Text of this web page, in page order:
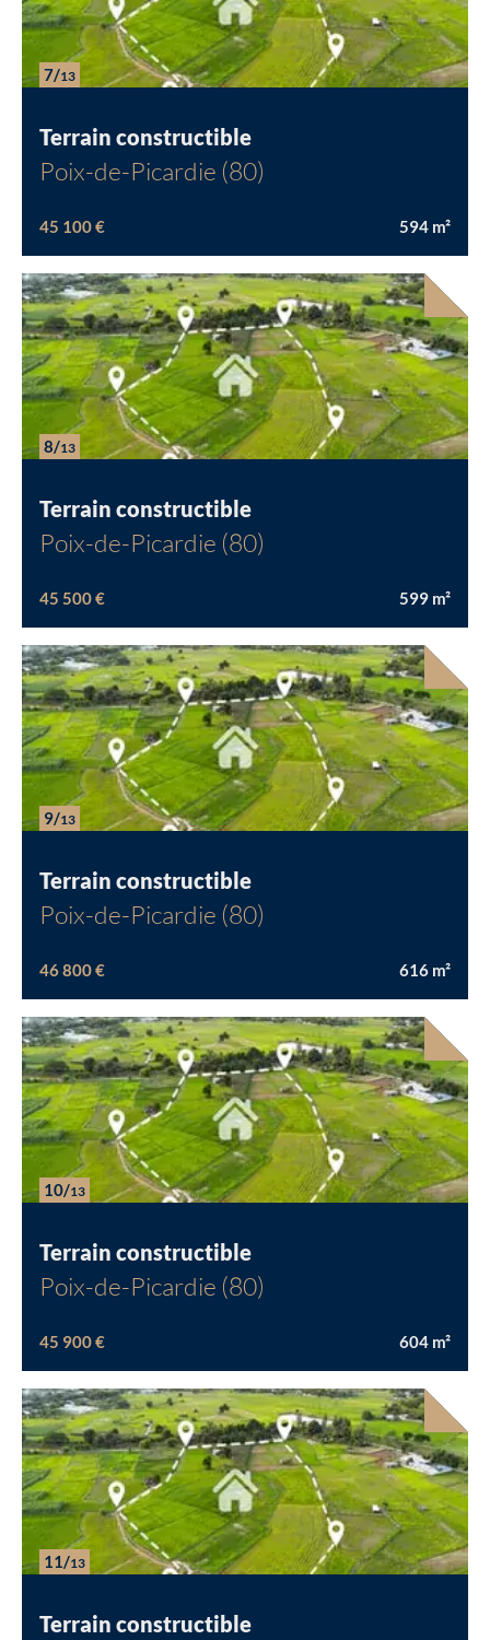
Chargement...
7/13
Terrain constructible
Poix-de-Picardie (80)
45 100 € 594 m²
8/13
Terrain constructible
Poix-de-Picardie (80)
45 500 € 599 m²
9/13
Terrain constructible
Poix-de-Picardie (80)
46 800 € 616 m²
10/13
Terrain constructible
Poix-de-Picardie (80)
45 900 € 604 m²
11/13
Terrain constructible